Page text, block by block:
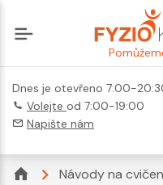
Dnes je otevřeno 7:00-
Volejte od 7:00-19:00
Napište nám
Návody na